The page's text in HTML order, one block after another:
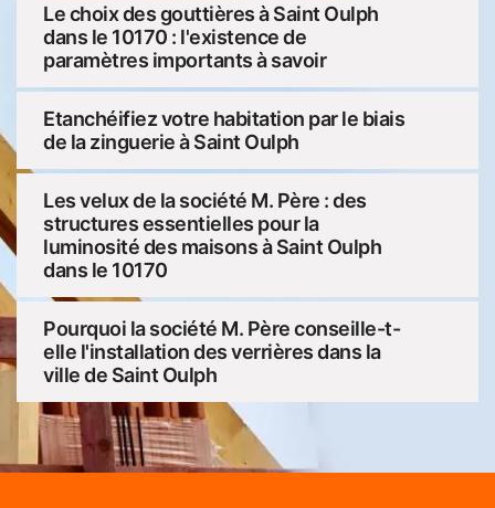
Le choix des gouttières à Saint Oulph
dans le 10170 : l'existence de
paramètres importants à savoir
Etanchéifiez votre habitation par le biais
de la zinguerie à Saint Oulph
Les velux de la société M. Père : des
structures essentielles pour la
luminosité des maisons à Saint Oulph
dans le 10170
Pourquoi la société M. Père conseille-t-
elle l'installation des verrières dans la
ville de Saint Oulph